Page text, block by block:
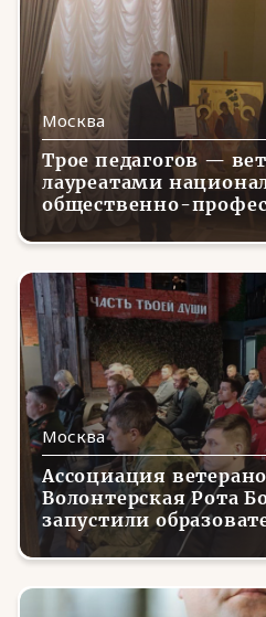
Москва
Трое педагогов —
лауреатами
общественно-
Москва
Ассоциация
Волонтерская Рота
запустили
программу